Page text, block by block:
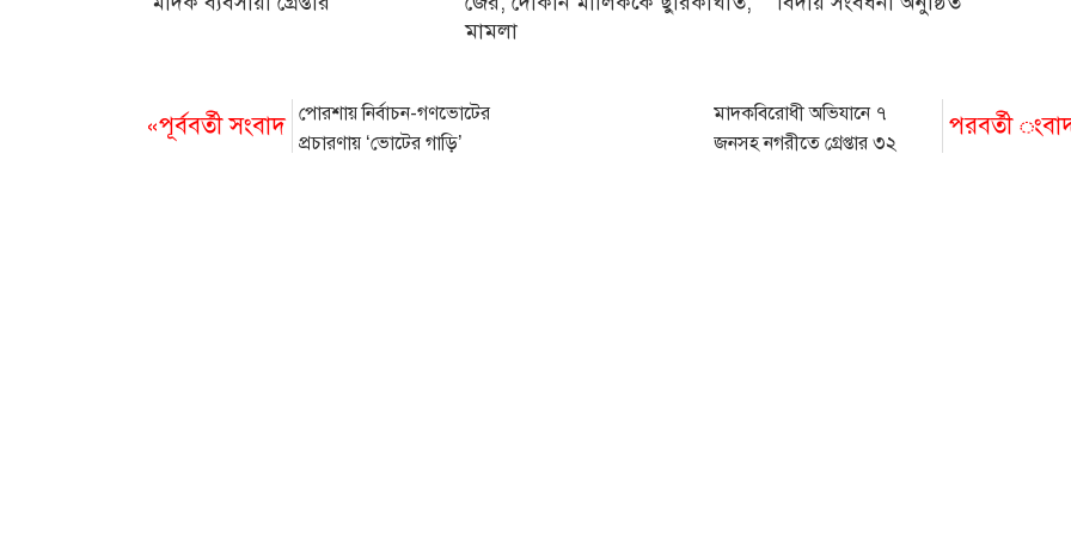
মামলা
«পূর্ববর্তী সংবাদ পোরশায় নির্বাচন-গণভোটের
প্রচারণায় ‘ভোটের গাড়ি’
পরবর্তী
মাদকবিরোধী অভিযানে ৭
জনসহ নগরীতে গ্রেপ্তার ৩২